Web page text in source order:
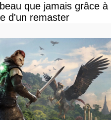
que jamais grâce à
d'un remaster